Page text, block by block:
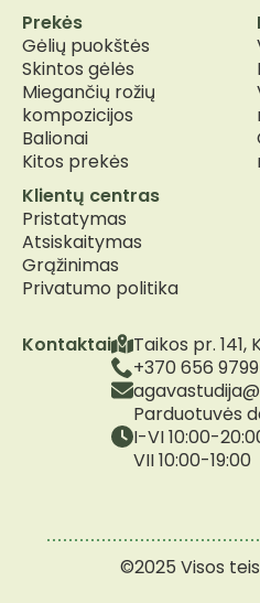
product
page
Kontaktai
Taikos pr. 141,
+370 656
Parduotuvės
I-VI 10:00-
VII 10:00-19:00
Prekės
Gėlių puokštės
Skintos gėlės
Miegančių rožių
kompozicijos
Balionai
Kitos prekės
Klientų centras
Pristatymas
Atsiskaitymas
Grąžinimas
Privatumo politika
©2025 Visos